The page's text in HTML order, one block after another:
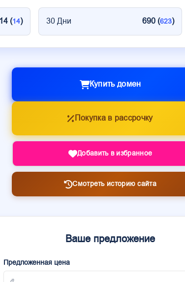
14 (14) 30 Дни 690 (623)
Купить домен
Покупка в рассрочку
Добавить в избранное
Смотреть историю сайта
Ваше предложение
Предложенная цена